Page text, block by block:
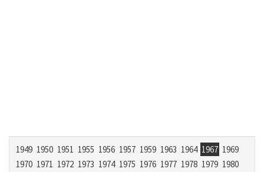
1949 1950 1951 1955 1956 1957 1959 1963 1964 1967 1969
1970 1971 1972 1973 1974 1975 1976 1977 1978 1979 1980